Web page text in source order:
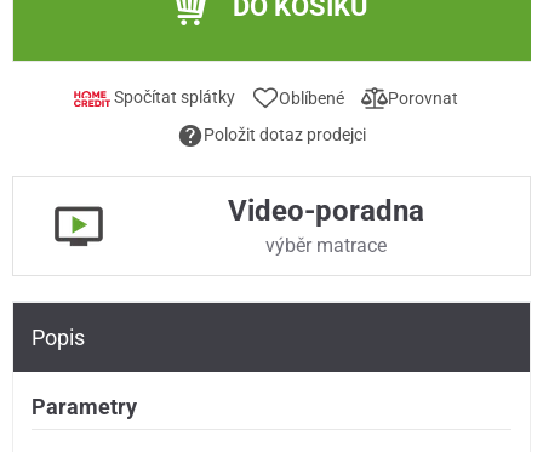
DO KOŠÍKU
Spočítat splátky Oblíbené
Porovnat
Položit dotaz prodejci
Video-poradna
výběr matrace
Popis
Parametry